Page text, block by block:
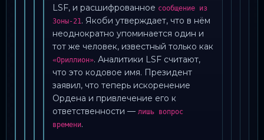
LSF, и расшифрованное сообщение из
Зоны-21. Якоби утверждает, что в нём
неоднократно упоминается один и
тот же человек, известный только как
«Ориллион». Аналитики LSF считают,
что это кодовое имя. Президент
заявил, что теперь искоренение
Ордена и привлечение его к
ответственности — лишь вопрос
времени.